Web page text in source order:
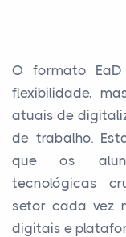
O formato
flexibilidade,
atuais de
de trabalho.
que os
tecnológicas
setor cada vez
digitais e